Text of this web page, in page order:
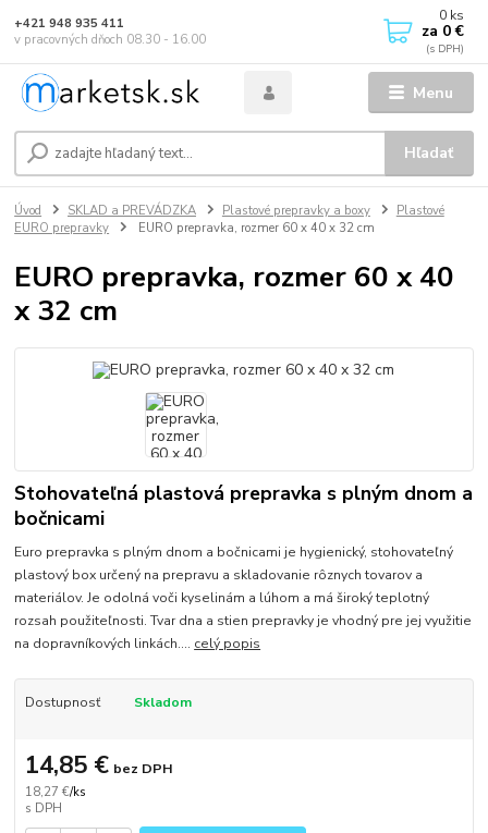
Menu
Hľadať
+421 948 935 411
v pracovných dňoch 08.30 - 16.00
0 ks
za 0 €
Úvod SKLAD a PREVÁDZKA Plastové prepravky a boxy
Plastové
EURO prepravky
EURO prepravka, rozmer 60 x 40 x 32 cm
EURO prepravka, rozmer 60 x 40
x 32 cm
Stohovateľná plastová prepravka s plným dnom a
bočnicami
Euro prepravka s plným dnom a bočnicami je hygienický, stohovateľný
plastový box určený na prepravu a skladovanie rôznych tovarov a
materiálov. Je odolná voči kyselinám a lúhom a má široký teplotný
rozsah použiteľnosti. Tvar dna a stien prepravky je vhodný pre jej využitie
na dopravníkových linkách.... celý popis
Dostupnosť Skladom
18,27 €/ks
14,85 € bez DPH